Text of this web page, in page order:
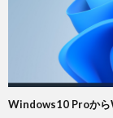
Windows10 Proから